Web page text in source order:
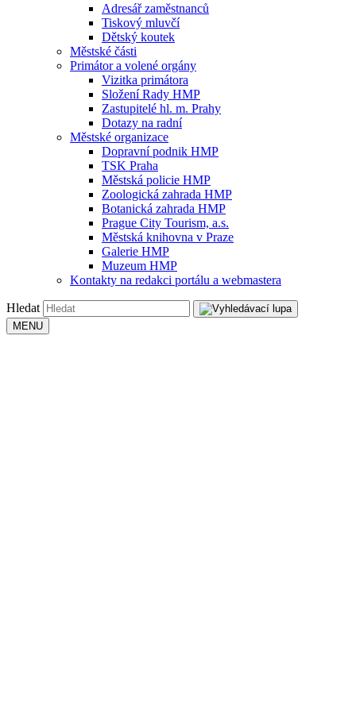
Adresář zaměstnanců
Tiskový mluvčí
Dětský koutek
Městské části
Primátor a volené orgány
Vizitka primátora
Složení Rady HMP
Zastupitelé hl. m. Prahy
Dotazy na radní
Městské organizace
Dopravní podnik HMP
TSK Praha
Městská policie HMP
Zoologická zahrada HMP
Botanická zahrada HMP
Prague City Tourism, a.s.
Městská knihovna v Praze
Galerie HMP
Muzeum HMP
Kontakty na redakci portálu a webmastera
Hledat
MENU